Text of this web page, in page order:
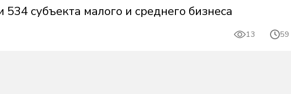
субъекта малого и среднего бизнеса
13 59